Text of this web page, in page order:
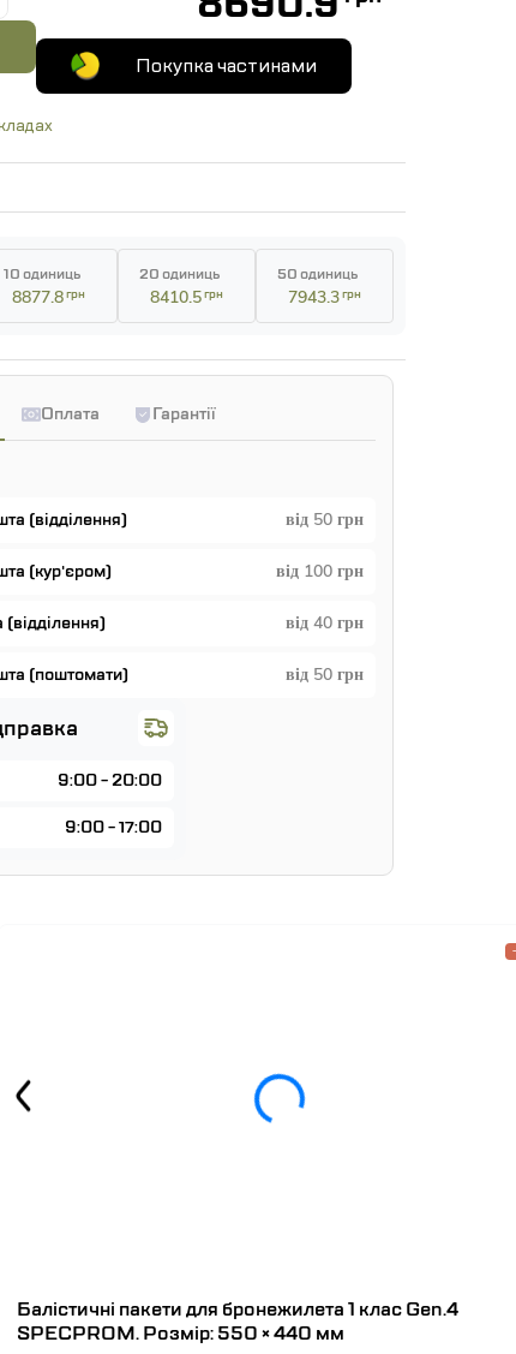
Покупка частинами
10 одиниць
8877.8грн
20 одиниць
8410.5грн
50 одиниць
7943.3грн
Оплата Гарантії
(відділення) від 50 грн
(кур'єром) від 100 грн
від 40 грн
(поштомати) від 50 грн
9:00 - 20:00
9:00 - 17:00
Балістичні пакети для бронежилета 1 клас Gen.4
SPECPROM. Розмір: 550 × 440 мм